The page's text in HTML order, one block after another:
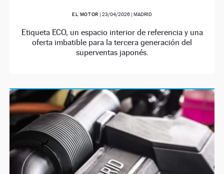
EL MOTOR | 23/04/2026| MADRID
Etiqueta ECO, un espacio interior de referencia y una
oferta imbatible para la tercera generación del
superventas japonés.